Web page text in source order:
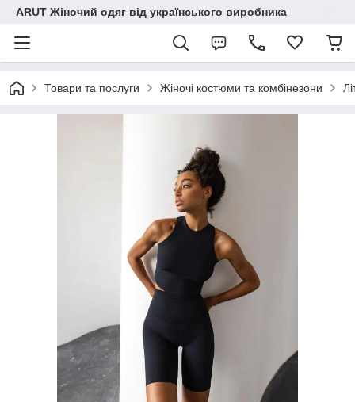
ARUT Жіночий одяг від українського виробника
Товари та послуги Жіночі костюми та комбінезони